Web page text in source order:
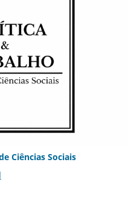
Ciências Sociais